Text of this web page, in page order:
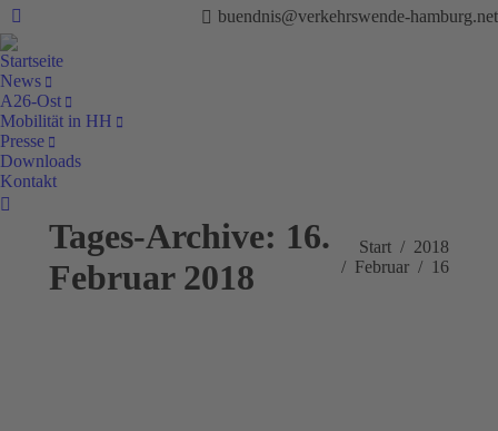
Facebook
buendnis@verkehrswende-hamburg.net
Startseite
News
A26-Ost
Mobilität in HH
Presse
Downloads
Kontakt
Search:
Tages-Archive: 16.
Februar 2018
Sie befinden sich hier:
Start
2018
Februar
16